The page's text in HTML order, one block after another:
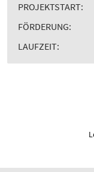
PROJEKTSTART:
FÖRDERUNG:
LAUFZEIT: